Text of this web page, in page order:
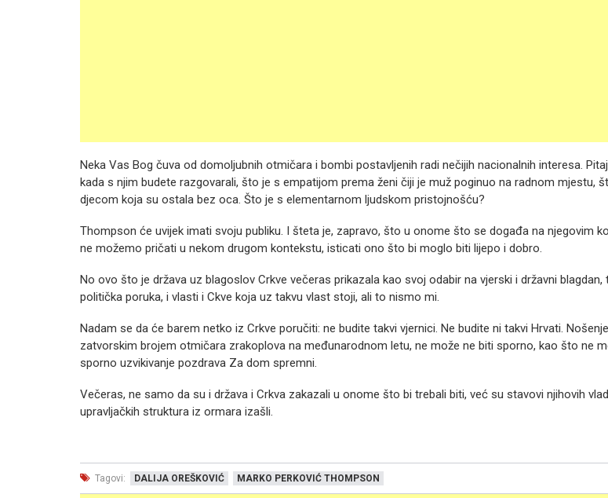
Neka Vas Bog čuva od domoljubnih otmičara i bombi postavljenih radi nečijih nacionalnih interesa.
kada s njim budete razgovarali, što je s empatijom prema ženi čiji je muž poginuo na radnom mjestu,
djecom koja su ostala bez oca. Što je s elementarnom ljudskom pristojnošću?
Thompson će uvijek imati svoju publiku. I šteta je, zapravo, što u onome što se događa na njegovim
ne možemo pričati u nekom drugom kontekstu, isticati ono što bi moglo biti lijepo i dobro.
No ovo što je država uz blagoslov Crkve večeras prikazala kao svoj odabir na vjerski i državni blagdan,
politička poruka, i vlasti i Ckve koja uz takvu vlast stoji, ali to nismo mi.
Nadam se da će barem netko iz Crkve poručiti: ne budite takvi vjernici. Ne budite ni takvi Hrvati.
zatvorskim brojem otmičara zrakoplova na međunarodnom letu, ne može ne biti sporno, kao što ne
sporno uzvikivanje pozdrava Za dom spremni.
Večeras, ne samo da su i država i Crkva zakazali u onome što bi trebali biti, već su stavovi njihovih
upravljačkih struktura iz ormara izašli.
Tagovi: DALIJA OREŠKOVIĆ MARKO PERKOVIĆ THOMPSON